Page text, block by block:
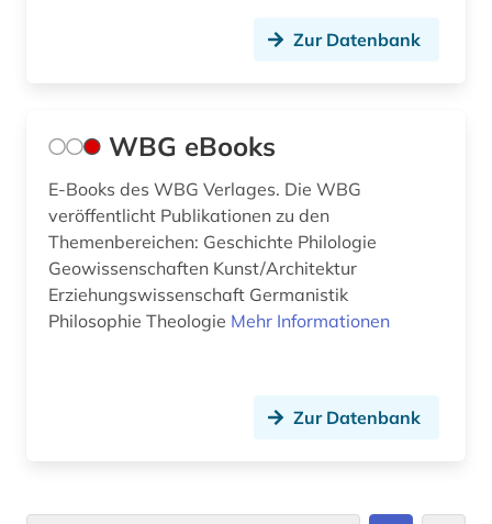
Zur Datenbank
WBG eBooks
E-Books des WBG Verlages. Die WBG
veröffentlicht Publikationen zu den
Themenbereichen: Geschichte Philologie
Geowissenschaften Kunst/Architektur
Erziehungswissenschaft Germanistik
Philosophie Theologie Mehr Informationen
Zur Datenbank